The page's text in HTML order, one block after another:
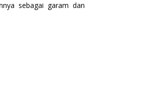
sebagai garam dan